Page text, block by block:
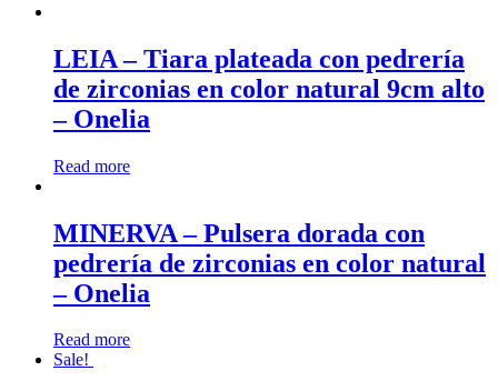
natural
LEIA – Tiara plateada con pedrería
de zirconias en color natural 9cm alto
– Onelia
Read more
MINERVA – Pulsera dorada con
pedrería de zirconias en color natural
– Onelia
Read more
Sale!